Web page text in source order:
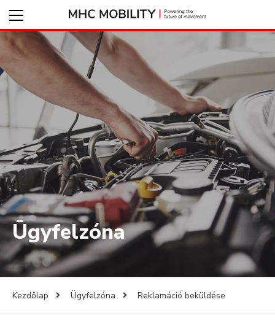
Ügyfelzóna
Kezdőlap Ügyfelzóna Reklamáció beküldése